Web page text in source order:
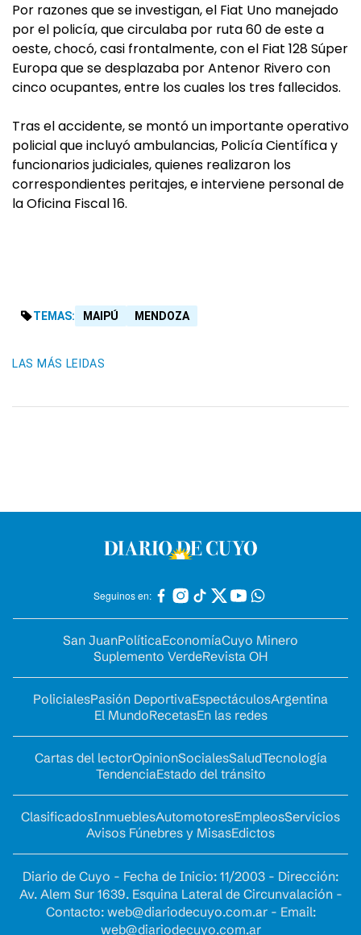
Por razones que se investigan, el Fiat Uno manejado
por el policía, que circulaba por ruta 60 de este a
oeste, chocó, casi frontalmente, con el Fiat 128 Súper
Europa que se desplazaba por Antenor Rivero con
cinco ocupantes, entre los cuales los tres fallecidos.
Tras el accidente, se montó un importante operativo
policial que incluyó ambulancias, Policía Científica y
funcionarios judiciales, quienes realizaron los
correspondientes peritajes, e interviene personal de
la Oficina Fiscal 16.
TEMAS: MAIPÚ MENDOZA
LAS MÁS LEIDAS
Seguinos en:
San JuanPolíticaEconomíaCuyo Minero
Suplemento VerdeRevista OH
PolicialesPasión DeportivaEspectáculosArgentina
El MundoRecetasEn las redes
Cartas del lectorOpinionSocialesSaludTecnología
TendenciaEstado del tránsito
ClasificadosInmueblesAutomotoresEmpleosServicios
Avisos Fúnebres y MisasEdictos
Diario de Cuyo - Fecha de Inicio: 11/2003 - Dirección:
Av. Alem Sur 1639. Esquina Lateral de Circunvalación -
Contacto: web@diariodecuyo.com.ar- Email:
web@diariodecuyo.com.ar